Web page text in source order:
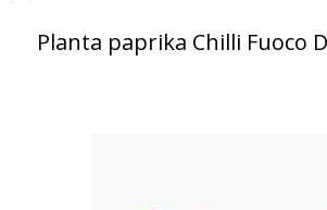
Planta paprika Chilli Fuoco